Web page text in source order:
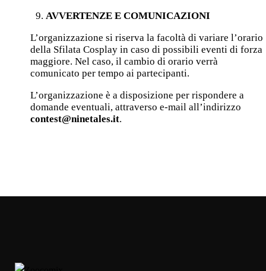
AVVERTENZE E COMUNICAZIONI
L’organizzazione si riserva la facoltà di variare l’orario
della Sfilata Cosplay in caso di possibili eventi di forza
maggiore. Nel caso, il cambio di orario verrà
comunicato per tempo ai partecipanti.
L’organizzazione è a disposizione per rispondere a
domande eventuali, attraverso e-mail all’indirizzo
contest@ninetales.it.